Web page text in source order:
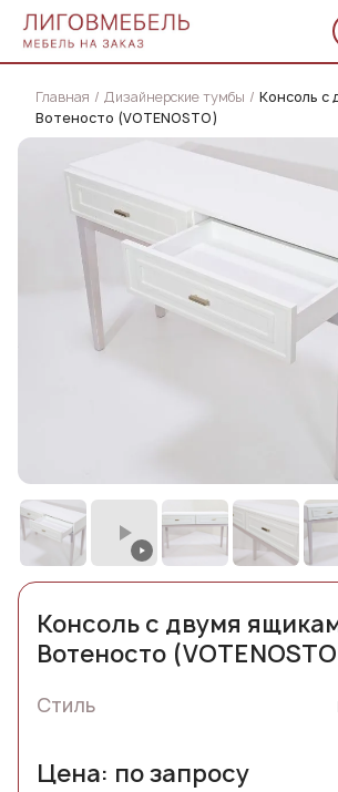
Главная Дизайнерские тумбы
Консоль с
Вотеносто (VOTENOSTO)
Консоль с двумя
Вотеносто
Стиль
Цена: по запросу